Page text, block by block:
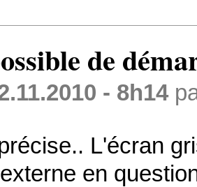
de
- 8h14
L'écran
en